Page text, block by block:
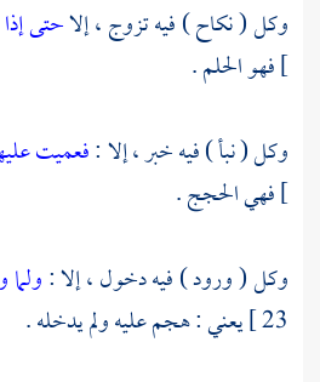
وكل ( نكاح ) فيه تزوج ، إلاحتى
] فهو الحلم .
وكل ( نبأ ) فيه خبر ، إلا :فعميت
] فهي الحجج .
وكل ( ورود ) فيه دخول ، إلا :
23 ] يعني : هجم عليه ولم يدخله .